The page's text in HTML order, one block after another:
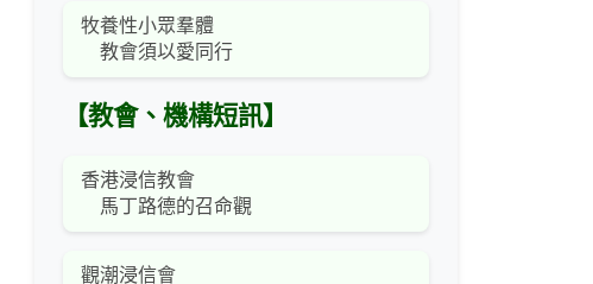
牧養性小眾羣體
教會須以愛同行
【教會、機構短訊】
香港浸信教會
馬丁路德的召命觀
觀潮浸信會